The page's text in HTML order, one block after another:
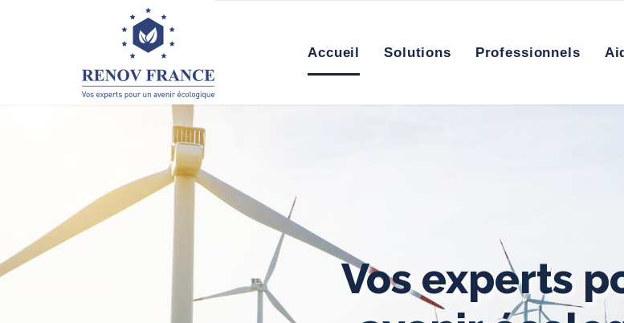
Accueil Solutions Professionnels
Vos experts